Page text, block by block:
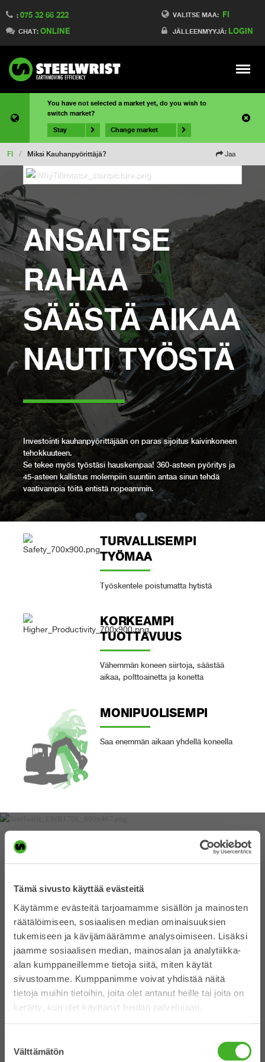
Tämä sivusto käyttää evästeitä
Käytämme evästeitä tarjoamamme sisällön ja mainosten
räätälöimiseen, sosiaalisen median ominaisuuksien
tukemiseen ja kävijämäärämme analysoimiseen. Lisäksi
jaamme sosiaalisen median, mainosalan ja analytiikka-
alan kumppaneillemme tietoja siitä, miten käytät
sivustoamme. Kumppanimme voivat yhdistää näitä
tietoja muihin tietoihin, joita olet antanut heille tai joita on
kerätty, kun olet käyttänyt heidän palvelujaan.
valinta
Välttämätön
VALITSE MAA: FI
JÄLLEENMYYJÄ: LOGIN
: 075 32 66 222
CHAT: ONLINE
Meny
You have not selected a market yet, do you wish to
switch market?
Stay Change market
FI / Miksi Kauhanpyörittäjä? Jaa
ANSAITSE
RAHAA
SÄÄSTÄ AIKAA
NAUTI TYÖSTÄ
–––––––
Investointi kauhanpyörittäjään on paras sijoitus kaivinkoneen
tehokkuuteen.
Se tekee myös työstäsi hauskempaa! 360-asteen pyöritys ja
45-asteen kallistus molempiin suuntiin antaa sinun tehdä
vaativampia töitä entistä nopeammin.
TURVALLISEMPI
TYÖMAA
Työskentele poistumatta hytistä
KORKEAMPI
TUOTTAVUUS
Vähemmän koneen siirtoja, säästää
aikaa, polttoainetta ja konetta
MONIPUOLISEMPI
Saa enemmän aikaan yhdellä koneella
”Steelwrist potentiaali”